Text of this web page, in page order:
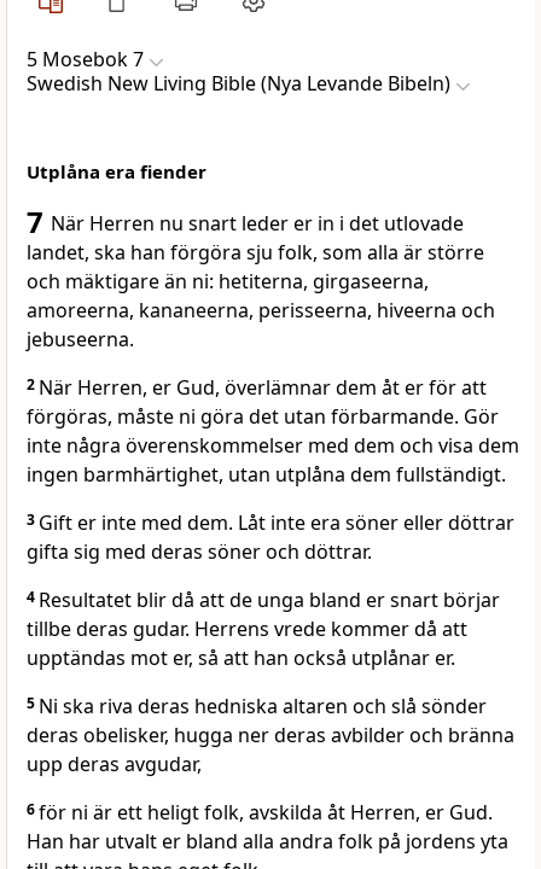
5 Mosebok 7
Swedish New Living Bible (Nya Levande Bibeln)
Utplåna era fiender
7 När Herren nu snart leder er in i det utlovade
landet, ska han förgöra sju folk, som alla är större
och mäktigare än ni: hetiterna, girgaseerna,
amoreerna, kananeerna, perisseerna, hiveerna och
jebuseerna.
2 När Herren, er Gud, överlämnar dem åt er för att
förgöras, måste ni göra det utan förbarmande. Gör
inte några överenskommelser med dem och visa dem
ingen barmhärtighet, utan utplåna dem fullständigt.
3 Gift er inte med dem. Låt inte era söner eller döttrar
gifta sig med deras söner och döttrar.
4 Resultatet blir då att de unga bland er snart börjar
tillbe deras gudar. Herrens vrede kommer då att
upptändas mot er, så att han också utplånar er.
5 Ni ska riva deras hedniska altaren och slå sönder
deras obelisker, hugga ner deras avbilder och bränna
upp deras avgudar,
6för ni är ett heligt folk, avskilda åt Herren, er Gud.
Han har utvalt er bland alla andra folk på jordens yta